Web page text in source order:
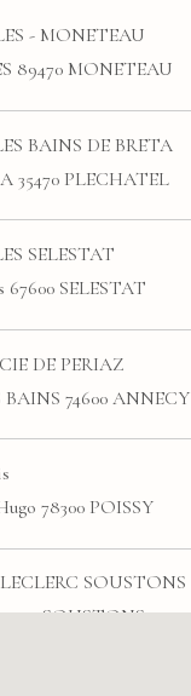
- MONETEAU
89470 MONETEAU
BAINS DE BRETA
35470 PLECHATEL
SELESTAT
67600 SELESTAT
DE PERIAZ
74600 ANNECY
78300 POISSY
SOUSTONS
SOUSTONS